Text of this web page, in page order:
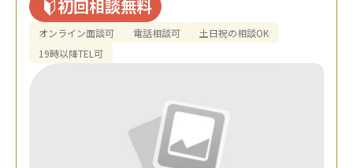
初回相談無料
オンライン面談可 電話相談可
土日祝の相談OK
19時以降TEL可